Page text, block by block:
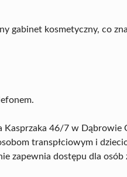
gabinet kosmetyczny, co
46/7 w Dąbrowie
transpłciowym i
zapewnia dostępu dla osób